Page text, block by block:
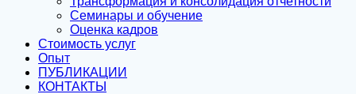
Семинары и обучение
Оценка кадров
Стоимость услуг
Опыт
ПУБЛИКАЦИИ
КОНТАКТЫ